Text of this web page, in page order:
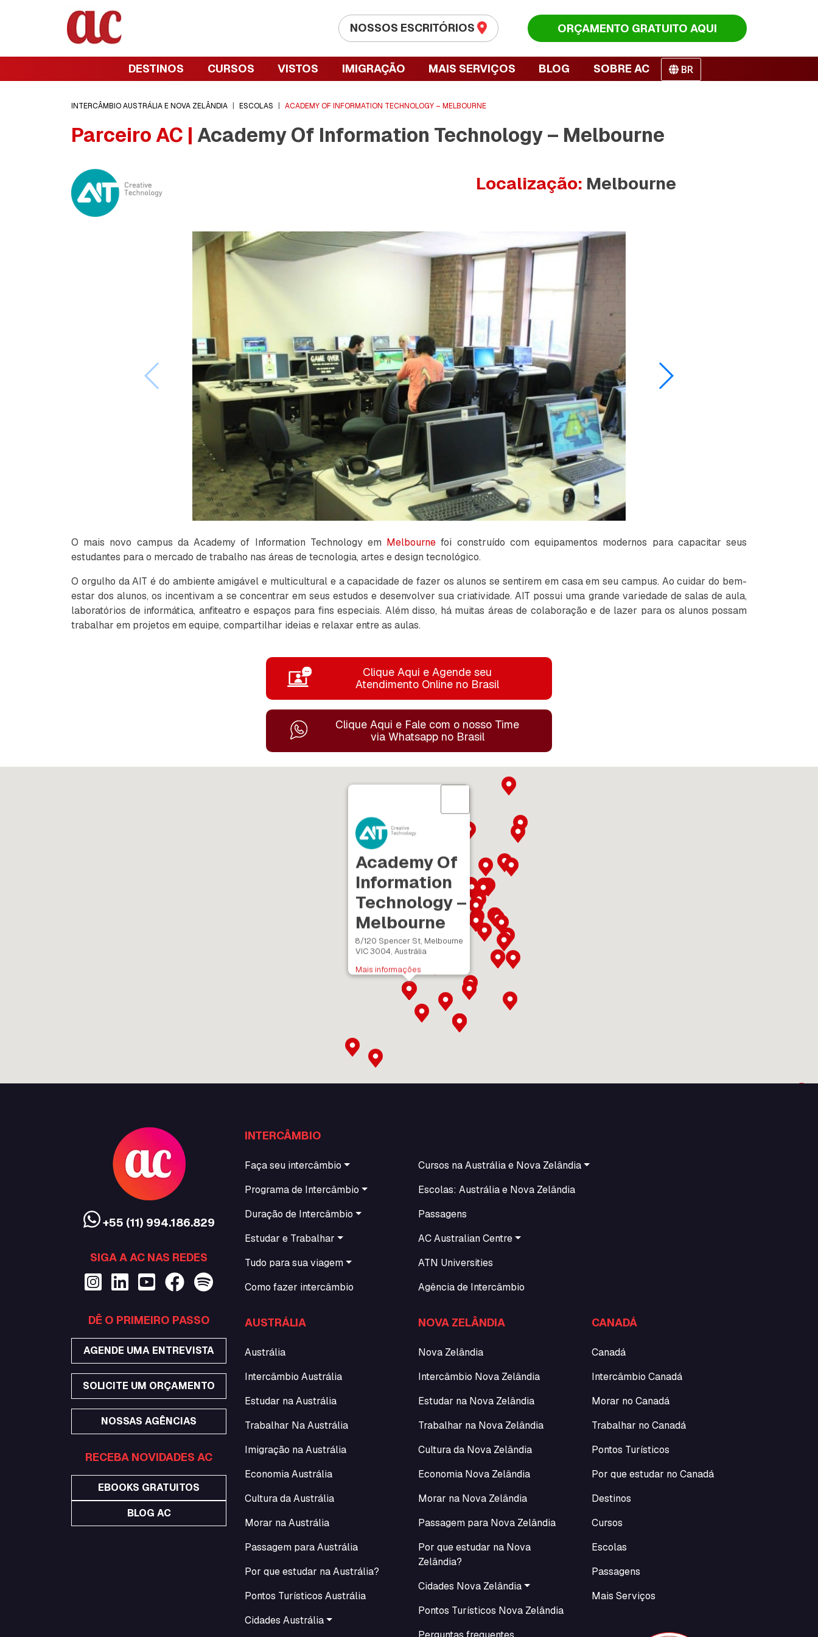
ORÇAMENTO GRATUITO AQUI
NOSSOS ESCRITÓRIOS
DESTINOS CURSOS VISTOS IMIGRAÇÃO MAIS SERVIÇOS BLOG SOBRE AC BR
INTERCÂMBIO AUSTRÁLIA E NOVA ZELÂNDIA ESCOLAS ACADEMY OF INFORMATION TECHNOLOGY – MELBOURNE
Parceiro AC | Academy Of Information Technology – Melbourne
Localização: Melbourne
O mais novo campus da Academy of Information Technology em Melbourne foi construído com equipamentos modernos para capacitar seus
estudantes para o mercado de trabalho nas áreas de tecnologia, artes e design tecnológico.
O orgulho da AIT é do ambiente amigável e multicultural e a capacidade de fazer os alunos se sentirem em casa em seu campus. Ao cuidar do bem-
estar dos alunos, os incentivam a se concentrar em seus estudos e desenvolver sua criatividade. AIT possui uma grande variedade de salas de aula,
laboratórios de informática, anfiteatro e espaços para fins especiais. Além disso, há muitas áreas de colaboração e de lazer para os alunos possam
trabalhar em projetos em equipe, compartilhar ideias e relaxar entre as aulas.
Clique Aqui e Agende seu
Atendimento Online no Brasil
Clique Aqui e Fale com o nosso Time
via Whatsapp no Brasil
Academy Of
Information
Technology –
Melbourne
8/120 Spencer St, Melbourne
VIC 3004, Austrália
Mais informações
+55 (11) 994.186.829
SIGA A AC NAS REDES
DÊ O PRIMEIRO PASSO
AGENDE UMA ENTREVISTA
SOLICITE UM ORÇAMENTO
NOSSAS AGÊNCIAS
RECEBA NOVIDADES AC
EBOOKS GRATUITOS
BLOG AC
INTERCÂMBIO
Faça seu intercâmbio
Programa de Intercâmbio
Duração de Intercâmbio
Estudar e Trabalhar
Tudo para sua viagem
Como fazer intercâmbio
Cursos na Austrália e Nova Zelândia
Escolas: Austrália e Nova Zelândia
Passagens
AC Australian Centre
ATN Universities
Agência de Intercâmbio
AUSTRÁLIA
Austrália
Intercâmbio Austrália
Estudar na Austrália
Trabalhar Na Austrália
Imigração na Austrália
Economia Austrália
Cultura da Austrália
Morar na Austrália
Passagem para Austrália
Por que estudar na Austrália?
Pontos Turísticos Austrália
Cidades Austrália
NOVA ZELÂNDIA
Nova Zelândia
Intercâmbio Nova Zelândia
Estudar na Nova Zelândia
Trabalhar na Nova Zelândia
Cultura da Nova Zelândia
Economia Nova Zelândia
Morar na Nova Zelândia
Passagem para Nova Zelândia
Por que estudar na Nova
Zelândia?
Cidades Nova Zelândia
Pontos Turísticos Nova Zelândia
CANADÁ
Canadá
Intercâmbio Canadá
Morar no Canadá
Trabalhar no Canadá
Pontos Turísticos
Por que estudar no Canadá
Destinos
Cursos
Escolas
Passagens
Mais Serviços